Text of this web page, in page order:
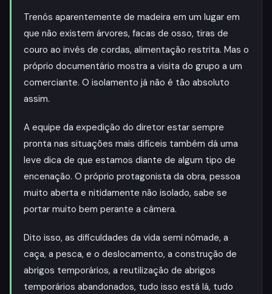
Trenós aparentemente de madeira em um lugar em
que não existem árvores, facas de osso, tiras de
couro ao invés de cordas, alimentação restrita. Mas o
próprio documentário mostra a visita do grupo a um
comerciante. O isolamento já não é tão absoluto
assim.
A equipe da expedição do diretor estar sempre
pronta nas situações mais difíceis também dá uma
leve dica de que estamos diante de algum tipo de
encenação. O próprio protagonista da obra, pessoa
muito aberta e nitidamente não isolado, sabe se
portar muito bem perante a câmera.
Dito isso, as dificuldades da vida semi nômade, a
caça, a pesca, e o deslocamento, a construção de
abrigos temporários, a reutilização de abrigos
temporários abandonados, tudo isso está lá, tudo